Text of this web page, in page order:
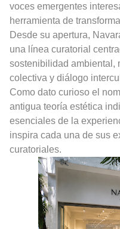
voces emergentes
herramienta de
Desde su apertura,
una línea curatorial
sostenibilidad ambiental,
colectiva y diálogo
Como dato curioso el
antigua teoría estética
esenciales de la
inspira cada una de sus
curatoriales.